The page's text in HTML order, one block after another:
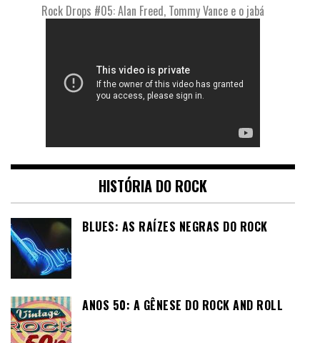
Rock Drops #05: Alan Freed, Tommy Vance e o jabá
HISTÓRIA DO ROCK
BLUES: AS RAÍZES NEGRAS DO ROCK
ANOS 50: A GÊNESE DO ROCK AND ROLL